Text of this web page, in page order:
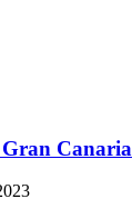
Canaria